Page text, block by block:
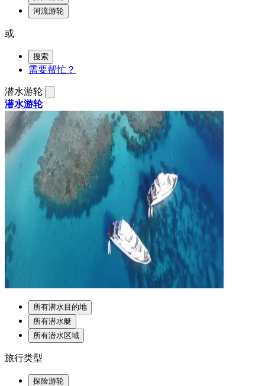
河流游轮
或
搜索
需要帮忙？
潜水游轮
潜水游轮
所有潜水目的地
所有潜水艇
所有潜水区域
旅行类型
探险游轮